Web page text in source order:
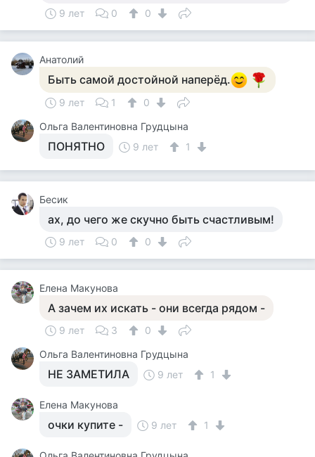
9 лет 0 0
Анатолий
Быть самой достойной наперёд.
9 лет 1
0
Ольга Валентиновна Грудцына
ПОНЯТНО 9 лет 1
Бесик
ах, до чего же скучно быть счастливым!
9 лет 0 0
Елена Макунова
А зачем их искать - они всегда рядом -
9 лет 3
0
Ольга Валентиновна Грудцына
НЕ ЗАМЕТИЛА 9 лет 1
Елена Макунова
очки купите - 9 лет 1